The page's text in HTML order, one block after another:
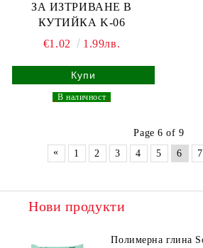
ЗА ИЗТРИВАНЕ В
КУТИЙКА K-06
€1.02
1.99лв.
В наличност
Page 6 of 9
«
1 2 3 4 5 6 7
Нови продукти
Полимерна глина